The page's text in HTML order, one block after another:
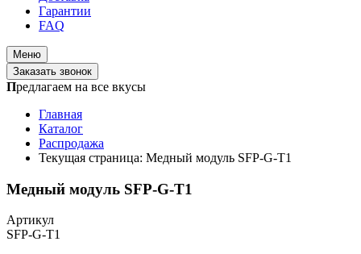
Гарантии
FAQ
Меню
Заказать звонок
Предлагаем на все вкусы
Главная
Каталог
Распродажа
Текущая страница: Медный модуль SFP-G-T1
Медный модуль SFP-G-T1
Артикул
SFP-G-T1